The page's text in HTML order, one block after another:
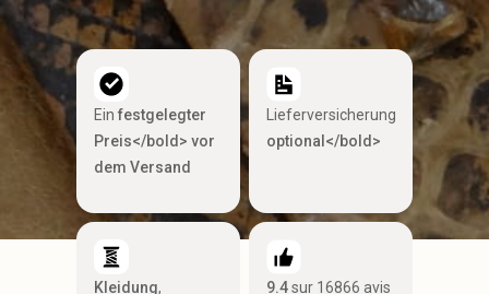
Ein festgelegter
Preis</bold> vor
dem Versand
Lieferversicherung
optional</bold>
Kleidung, 9.4sur 16866 avis